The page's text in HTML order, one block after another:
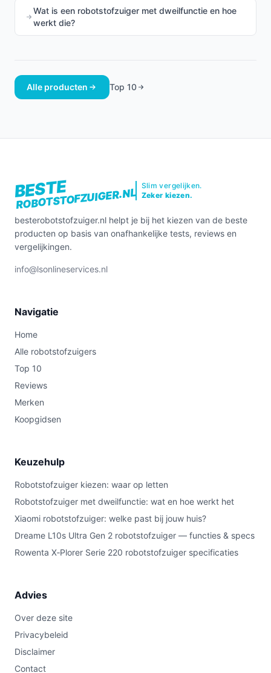
Wat is een robotstofzuiger met dweilfunctie en hoe
werkt die?
Alle producten Top 10
BESTE
ROBOTSTOFZUIGER.NL
Slim vergelijken.
Zeker kiezen.
besterobotstofzuiger.nl helpt je bij het kiezen van de beste
producten op basis van onafhankelijke tests, reviews en
vergelijkingen.
info@lsonlineservices.nl
Navigatie
Home
Alle robotstofzuigers
Top 10
Reviews
Merken
Koopgidsen
Keuzehulp
Robotstofzuiger kiezen: waar op letten
Robotstofzuiger met dweilfunctie: wat en hoe werkt het
Xiaomi robotstofzuiger: welke past bij jouw huis?
Dreame L10s Ultra Gen 2 robotstofzuiger — functies & specs
Rowenta X‑Plorer Serie 220 robotstofzuiger specificaties
Advies
Over deze site
Privacybeleid
Disclaimer
Contact